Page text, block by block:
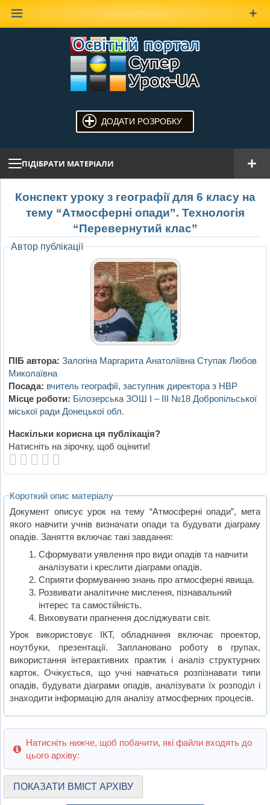
ДОДАТИ РОЗРОБКУ
ПІДІБРАТИ МАТЕРІАЛИ
Конспект уроку з географії для 6 класу на
тему “Атмосферні опади”. Технологія
“Перевернутий клас”
Автор публікації
ПІБ автора: Залогіна Маргарита Анатоліївна Ступак Любов
Миколаївна
Посада: вчитель географії, заступник директора з НВР
Місце роботи: Білозерська ЗОШ І – ІІІ №18 Добропільської
міської ради Донецької обл.
Наскільки корисна ця публікація?
Натисніть на зірочку, щоб оцінити!
Короткий опис матеріалу
Документ описує урок на тему “Атмосферні опади”, мета
якого навчити учнів визначати опади та будувати діаграму
опадів. Заняття включає такі завдання:
Сформувати уявлення про види опадів та навчити
аналізувати і креслити діаграми опадів.
Сприяти формуванню знань про атмосферні явища.
Розвивати аналітичне мислення, пізнавальний
інтерес та самостійність.
Виховувати прагнення досліджувати світ.
Урок використовує ІКТ, обладнання включає проектор,
ноутбуки, презентації. Заплановано роботу в групах,
використання інтерактивних практик і аналіз структурних
карток. Очікується, що учні навчаться розпізнавати типи
опадів, будувати діаграми опадів, аналізувати їх розподіл і
знаходити інформацію для аналізу атмосферних процесів.
Натисніть нижче, щоб побачити, які файли входять до
цього архіву:
ПОКАЗАТИ ВМІСТ АРХІВУ